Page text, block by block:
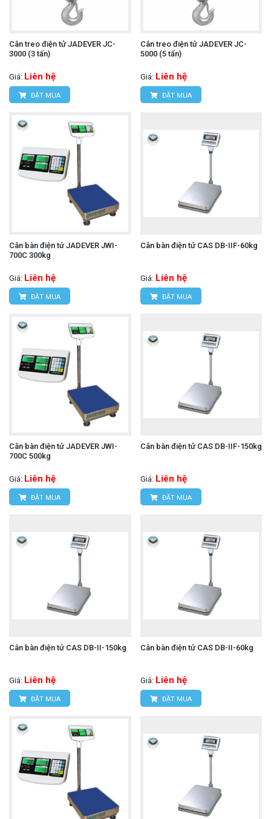
Cân treo điện tử JADEVER JC-
3000 (3 tấn)
Giá: Liên hệ
ĐẶT MUA
Cân treo điện tử JADEVER JC-
5000 (5 tấn)
Giá: Liên hệ
ĐẶT MUA
Cân bàn điện tử JADEVER JWI-
700C 300kg
Giá: Liên hệ
ĐẶT MUA
Cân bàn điện tử CAS DB-IIF-60kg
Giá: Liên hệ
ĐẶT MUA
Cân bàn điện tử JADEVER JWI-
700C 500kg
Giá: Liên hệ
ĐẶT MUA
Cân bàn điện tử CAS DB-IIF-150kg
Giá: Liên hệ
ĐẶT MUA
Cân bàn điện tử CAS DB-II-150kg
Giá: Liên hệ
ĐẶT MUA
Cân bàn điện tử CAS DB-II-60kg
Giá: Liên hệ
ĐẶT MUA